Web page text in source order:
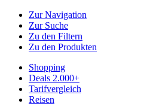
Zur Navigation
Zur Suche
Zu den Filtern
Zu den Produkten
Shopping
Deals 2.000+
Tarifvergleich
Reisen